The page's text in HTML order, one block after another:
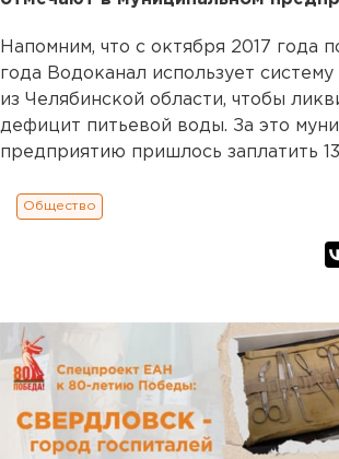
Напомним, что с октября 2017 года
года Водоканал использует
из Челябинской области, чтобы
дефицит питьевой воды. За это
предприятию пришлось заплатить
Общество